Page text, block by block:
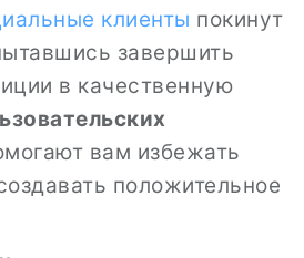
клиенты покинут
завершить
в качественную
вам избежать
положительное